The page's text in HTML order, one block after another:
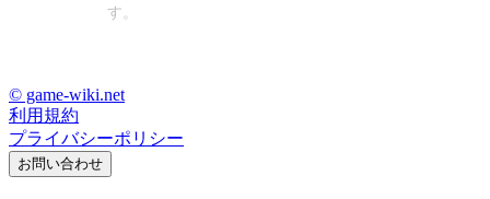
す。
© game-wiki.net
利用規約
プライバシーポリシー
お問い合わせ